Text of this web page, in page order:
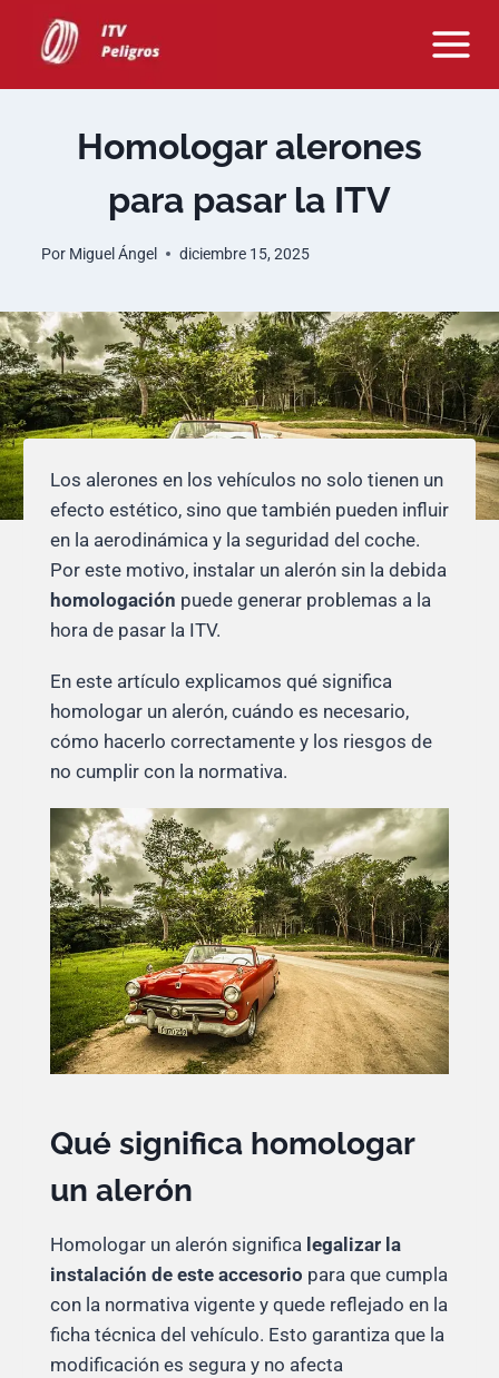
Homologar alerones
para pasar la ITV
Por Miguel Ángel diciembre 15, 2025
Los alerones en los vehículos no solo tienen un
efecto estético, sino que también pueden influir
en la aerodinámica y la seguridad del coche.
Por este motivo, instalar un alerón sin la debida
homologación puede generar problemas a la
hora de pasar la ITV.
En este artículo explicamos qué significa
homologar un alerón, cuándo es necesario,
cómo hacerlo correctamente y los riesgos de
no cumplir con la normativa.
Qué significa homologar
un alerón
Homologar un alerón significa legalizar la
instalación de este accesorio para que cumpla
con la normativa vigente y quede reflejado en la
ficha técnica del vehículo. Esto garantiza que la
modificación es segura y no afecta